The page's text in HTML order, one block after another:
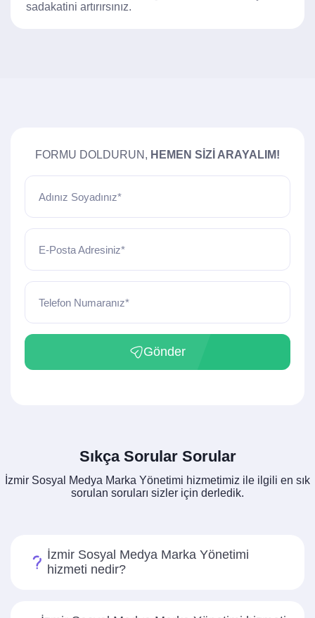
sadakatini artırırsınız.
FORMU DOLDURUN, HEMEN SIZI ARAYALIM!
Adınız Soyadınız*
E-Posta Adresiniz*
Telefon Numaranız*
Gönder
Sıkça Sorular Sorular
İzmir Sosyal Medya Marka Yönetimi hizmetimiz ile ilgili en sık
sorulan soruları sizler için derledik.
İzmir Sosyal Medya Marka Yönetimi
hizmeti nedir?